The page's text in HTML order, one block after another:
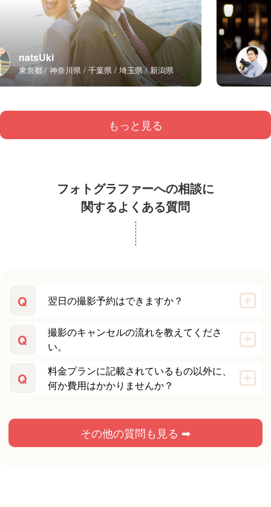
natsUki
東京都 神奈川県 千葉県 埼玉県
もっと見る
フォトグラファーへの相談に
関するよくある質問
Q 翌日の撮影予約はできますか？
Q
撮影のキャンセルの流れを教えてくださ
い。
Q
料金プランに記載されているもの以外に、
何か費用はかかりませんか？
その他の質問も見る ➡